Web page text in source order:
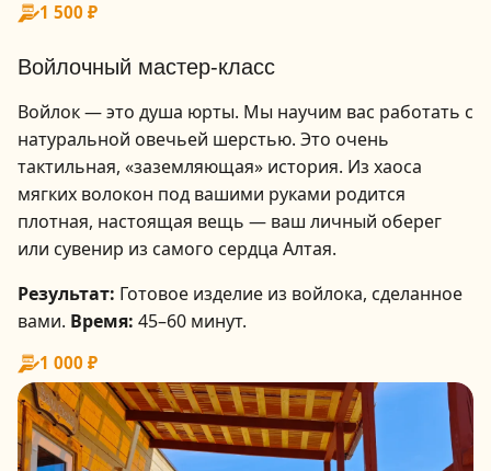
1 500 ₽
Войлочный мастер-класс
Войлок — это душа юрты. Мы научим вас работать с
натуральной овечьей шерстью. Это очень
тактильная, «заземляющая» история. Из хаоса
мягких волокон под вашими руками родится
плотная, настоящая вещь — ваш личный оберег
или сувенир из самого сердца Алтая.
Результат: Готовое изделие из войлока, сделанное
вами. Время: 45–60 минут.
1 000 ₽